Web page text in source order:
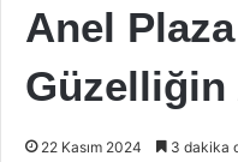
Anel
Güzelliğin
22 Kasım 2024 3 dakika